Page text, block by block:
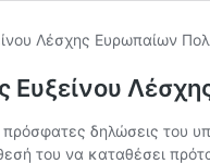
Ευξείνου
δηλώσεις του
του να καταθέσει